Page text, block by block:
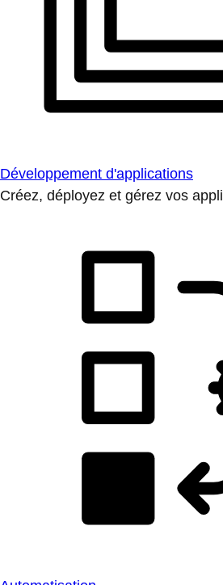
Développement d'applications
Créez, déployez et gérez vos